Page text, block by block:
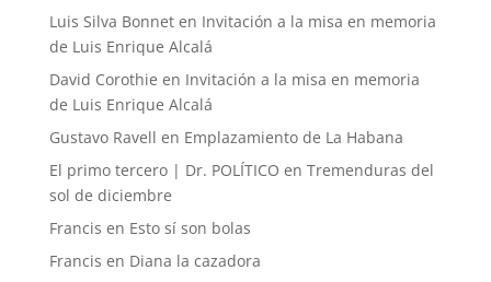
Luis Silva Bonneten Invitación a la misa en memoria
de Luis Enrique Alcalá
David Corothie en Invitación a la misa en memoria
de Luis Enrique Alcalá
Gustavo Ravell en Emplazamiento de La Habana
El primo tercero | Dr. POLÍTICO en Tremenduras del
sol de diciembre
Francis en Esto sí son bolas
Francis en Diana la cazadora